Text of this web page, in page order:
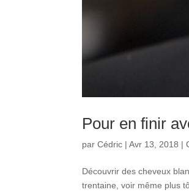
Pour en finir
parCédric |Avr 13, 2018 |
Découvrir des cheveux
trentaine, voir même plus